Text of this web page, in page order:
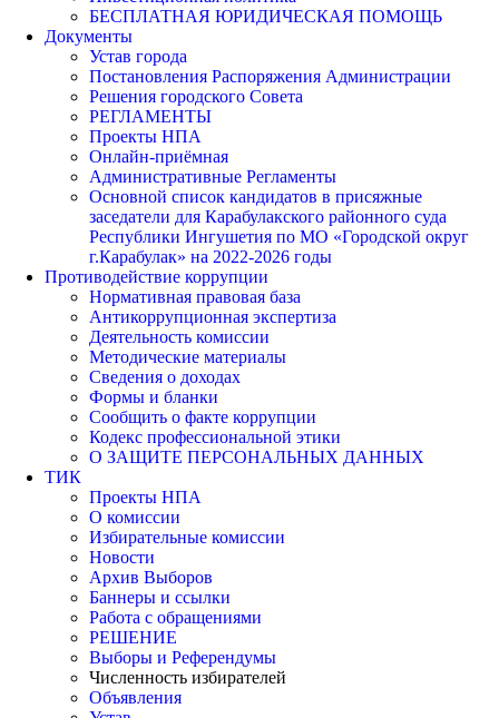
БЕСПЛАТНАЯ ЮРИДИЧЕСКАЯ ПОМОЩЬ
Документы
Устав города
Постановления Распоряжения Администрации
Решения городского Совета
РЕГЛАМЕНТЫ
Проекты НПА
Онлайн-приёмная
Административные Регламенты
Основной список кандидатов в присяжные
заседатели для Карабулакского районного суда
Республики Ингушетия по МО «Городской округ
г.Карабулак» на 2022-2026 годы
Противодействие коррупции
Нормативная правовая база
Антикоррупционная экспертиза
Деятельность комиссии
Методические материалы
Сведения о доходах
Формы и бланки
Сообщить о факте коррупции
Кодекс профессиональной этики
О ЗАЩИТЕ ПЕРСОНАЛЬНЫХ ДАННЫХ
ТИК
Проекты НПА
О комиссии
Избирательные комиссии
Новости
Архив Выборов
Баннеры и ссылки
Работа с обращениями
РЕШЕНИЕ
Выборы и Референдумы
Численность избирателей
Объявления